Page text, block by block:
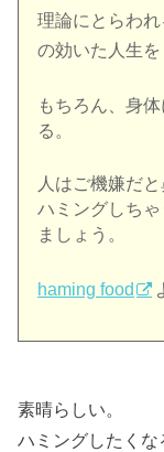
理論にとらわ
の効いた人生を
もちろん、身
る。
人はご機嫌だ
ハミングしち
ましょう。
haming food
素晴らしい。
ハミングしたくな